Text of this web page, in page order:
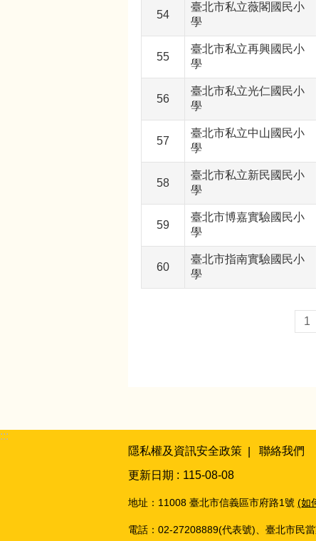
54
臺北市私立薇閣國民小
學
55
臺北市私立再興國民小
學
56
臺北市私立光仁國民小
學
57
臺北市私立中山國民小
學
58
臺北市私立新民國民小
學
59
臺北市博嘉實驗國民小
學
60
臺北市指南實驗國民小
學
1
:::
隱私權及資訊安全政策
聯絡我們
更新日期
115-08-08
地址：11008 臺北市信義區市府路1號 (如
電話：02-27208889(代表號)、臺北市民